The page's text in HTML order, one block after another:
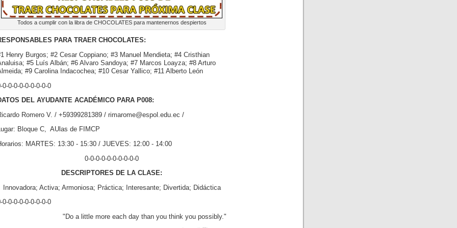
Todos a cumplir con la libra de CHOCOLATES para mantenernos despiertos
PARA TRAER CHOCOLATES:
Henry Burgos; #2 Cesar Coppiano; #3 Manuel Mendieta; #4 Cristhian
#5 Luís Albán; #6 Alvaro Sandoya; #7 Marcos Loayza; #8 Arturo
#9 Carolina Indacochea; #10 Cesar Yallico; #11 Alberto León
0-0-0-0-0-0-0-0-0
DEL AYUDANTE ACADÉMICO PARA P008:
Romero V. / +59399281389 / rimarome@espol.edu.ec /
Bloque C, AUlas de FIMCP
MARTES: 13:30 - 15:30 / JUEVES: 12:00 - 14:00
0-0-0-0-0-0-0-0-0-0
DESCRIPTORES DE LA CLASE:
Innovadora; Activa; Armoniosa; Práctica; Interesante; Divertida; Didáctica
0-0-0-0-0-0-0-0-0
"Do a little more each day than you think you possibly."